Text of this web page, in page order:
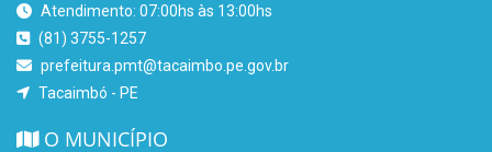
Atendimento: 07:00hs às 13:00hs
(81) 3755-1257
prefeitura.pmt@tacaimbo.pe.gov.br
Tacaimbó - PE
O MUNICÍPIO